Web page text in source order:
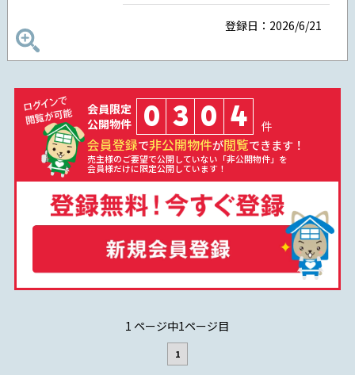
登録日：2026/6/21
会員限定
公開物件
0 3 0 4 件
会員登録で非公開物件が閲覧できます！
売主様のご要望で公開していない「非公開物件」を
会員様だけに限定公開しています！
1 ページ中1ページ目
1